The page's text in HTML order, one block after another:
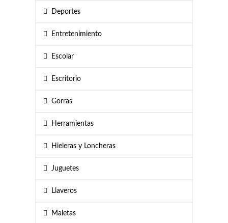
Deportes
Entretenimiento
Escolar
Escritorio
Gorras
Herramientas
Hieleras y Loncheras
Juguetes
Llaveros
Maletas